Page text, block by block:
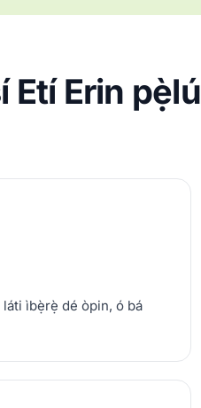
Etí Erin pẹ̀lú
láti ìbẹ̀rẹ̀ dé òpin, ó bá